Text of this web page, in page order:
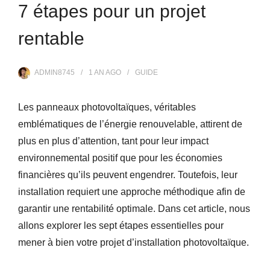
7 étapes pour un projet
rentable
ADMIN8745 1 AN AGO GUIDE
Les panneaux photovoltaïques, véritables
emblématiques de l’énergie renouvelable, attirent de
plus en plus d’attention, tant pour leur impact
environnemental positif que pour les économies
financières qu’ils peuvent engendrer. Toutefois, leur
installation requiert une approche méthodique afin de
garantir une rentabilité optimale. Dans cet article, nous
allons explorer les sept étapes essentielles pour
mener à bien votre projet d’installation photovoltaïque.